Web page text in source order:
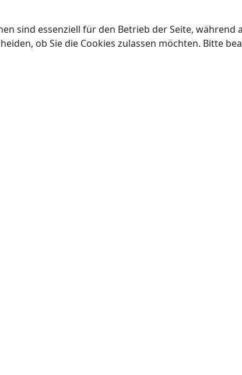
sind essenziell für den Betrieb der Seite,
ob Sie die Cookies zulassen möchten. Bitte